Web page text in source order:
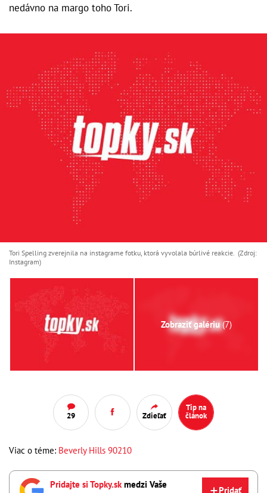
nedávno na margo toho Tori.
Tori Spelling zverejnila na instagrame fotku, ktorá vyvolala búrlivé reakcie. (Zdroj:
Instagram)
Zobraziť galériu(7)
29 Zdieľať
Tip na
článok
Viac o téme: Beverly Hills 90210
Pridajte si Topky.sk medzi Vaše
Pridať